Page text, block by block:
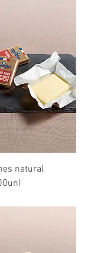
natural